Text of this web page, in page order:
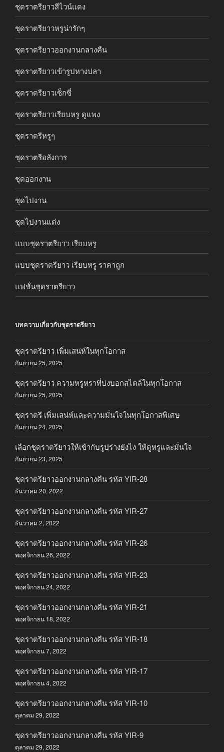
ชุดราตรียาวสีไวน์แดง
ชุดราตรียาวหรูน่ารักๆ
ชุดราตรียาวออกงานกลางคืน
ชุดราตรียาวเข้ารูปหางปลา
ชุดราตรียาวเซ็กซี่
ชุดราตรียาวเรียบหรู ดูแพง
ชุดราตรีหรูๆ
ชุดราตรีอลังการ
ชุดออกงาน
ชุดไปงาน
ชุดไปงานแต่ง
แบบชุดราตรียาว เรียบหรู
แบบชุดราตรียาว เรียบหรู ราคาถูก
แฟชั่นชุดราตรียาว
บทความเกี่ยวกับชุดราตรียาว
ชุดราตรียาว เพิ่มเสน่ห์ในทุกโอกาส
กันยายน 25, 2025
ชุดราตรียาว ความหรูหราที่บ่งบอกสไตล์ในทุกโอกาส
กันยายน 25, 2025
ชุดราตรี เพิ่มเสน่ห์และความมั่นใจในทุกโอกาสพิเศษ
กันยายน 24, 2025
เลือกชุดราตรียาวให้เข้ากับรูปร่างยังไง ให้ดูหรูและมั่นใจ
กันยายน 23, 2025
ชุดราตรียาวออกงานกลางคืน รหัส YIR-28
ธันวาคม 20, 2022
ชุดราตรียาวออกงานกลางคืน รหัส YIR-27
ธันวาคม 2, 2022
ชุดราตรียาวออกงานกลางคืน รหัส YIR-26
พฤศจิกายน 26, 2022
ชุดราตรียาวออกงานกลางคืน รหัส YIR-23
พฤศจิกายน 24, 2022
ชุดราตรียาวออกงานกลางคืน รหัส YIR-21
พฤศจิกายน 18, 2022
ชุดราตรียาวออกงานกลางคืน รหัส YIR-18
พฤศจิกายน 7, 2022
ชุดราตรียาวออกงานกลางคืน รหัส YIR-17
พฤศจิกายน 4, 2022
ชุดราตรียาวออกงานกลางคืน รหัส YIR-10
ตุลาคม 29, 2022
ชุดราตรียาวออกงานกลางคืน รหัส YIR-9
ตุลาคม 29, 2022